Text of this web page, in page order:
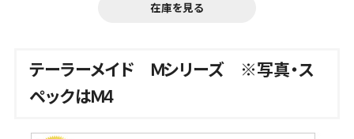
在庫を見る
テーラーメイド Ｍシリーズ ※写真・ス
ペックはＭ4